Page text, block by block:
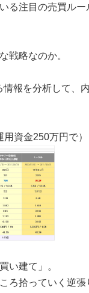
る注目の売買ルー
戦略なのか。
報を分析して、
資金250万円で）
い建て」。
ろ拾っていく逆